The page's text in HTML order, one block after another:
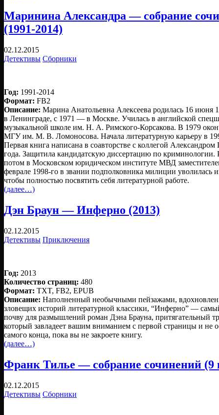
Маринина Александра — собрание
(1991-2014)
02.12.2015
Детективы Сборники
Год: 1991-2014
Формат: FB2
Описание: Марина Анатольевна Алексеева родилась 16 июня
в Ленинграде, с 1971 — в Москве. Училась в английской
музыкальной школе им. Н. А. Римского-Корсакова. В 1979
МГУ им. М. В. Ломоносова. Начала литературную карьеру в
Первая книга написана в соавторстве с коллегой
года. Защитила кандидатскую диссертацию по
потом в Московском юридическом институте МВД
феврале 1998-го в звании подполковника милиции уволилась
чтобы полностью посвятить себя литературной работе.
(далее…)
Дэн Браун — Инферно (2013)
02.12.2015
Детективы Приключения
Год: 2013
Количество страниц: 480
Формат: TXT, FB2, EPUB
Описание: Наполненный необычными пейзажами,
зловещих историй литературной классики, “Инферно” —
почву для размышлений роман Дэна Брауна, притягательный
который завладеет вашим вниманием с первой страницы и не
самого конца, пока вы не закроете книгу.
(далее…)
Франк Тилье — собрание сочинений (9
02.12.2015
Детективы Сборники